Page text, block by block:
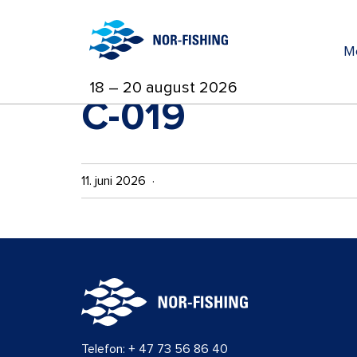
18 – 20 august 2026
C-019
11. juni 2026 ·
Telefon: + 47 73 56 86 40